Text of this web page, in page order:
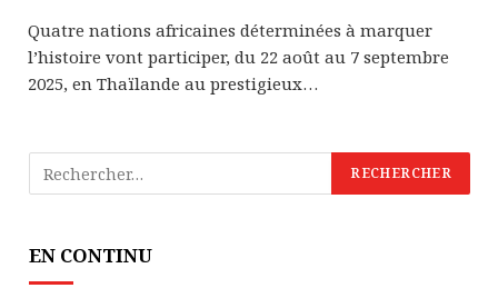
Quatre nations africaines déterminées à marquer
l’histoire vont participer, du 22 août au 7 septembre
2025, en Thaïlande au prestigieux…
EN CONTINU